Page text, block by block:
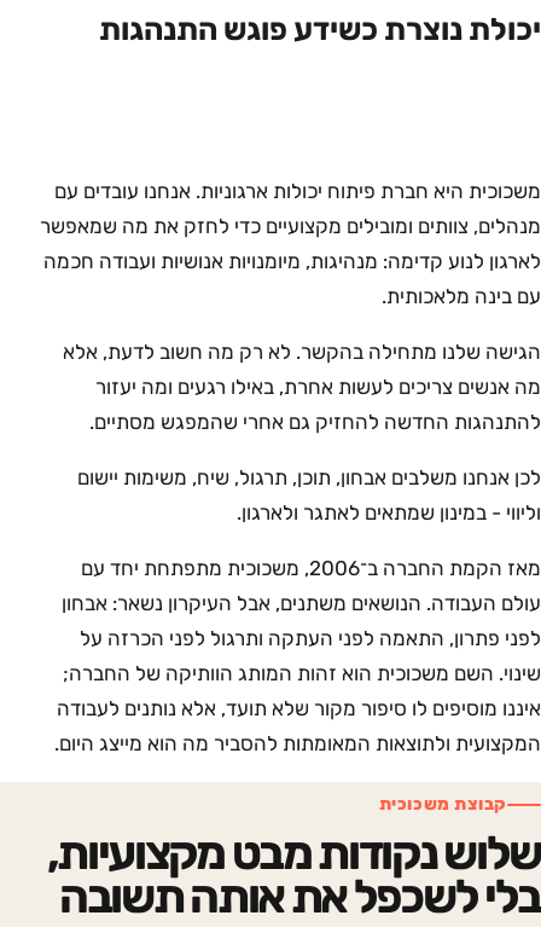
יכולת נוצרת כשידע פוגש התנהגות
משכוכית היא חברת פיתוח יכולות ארגוניות. אנחנו עובדים עם
מנהלים, צוותים ומובילים מקצועיים כדי לחזק את מה שמאפשר
לארגון לנוע קדימה: מנהיגות, מיומנויות אנושיות ועבודה חכמה
עם בינה מלאכותית.
הגישה שלנו מתחילה בהקשר. לא רק מה חשוב לדעת, אלא
מה אנשים צריכים לעשות אחרת, באילו רגעים ומה יעזור
להתנהגות החדשה להחזיק גם אחרי שהמפגש מסתיים.
לכן אנחנו משלבים אבחון, תוכן, תרגול, שיח, משימות יישום
וליווי - במינון שמתאים לאתגר ולארגון.
מאז הקמת החברה ב־2006, משכוכית מתפתחת יחד עם
עולם העבודה. הנושאים משתנים, אבל העיקרון נשאר: אבחון
לפני פתרון, התאמה לפני העתקה ותרגול לפני הכרזה על
שינוי. השם משכוכית הוא זהות המותג הוותיקה של החברה;
איננו מוסיפים לו סיפור מקור שלא תועד, אלא נותנים לעבודה
המקצועית ולתוצאות המאומתות להסביר מה הוא מייצג היום.
קבוצת משכוכית
שלוש נקודות מבט מקצועיות,
בלי לשכפל את אותה תשובה